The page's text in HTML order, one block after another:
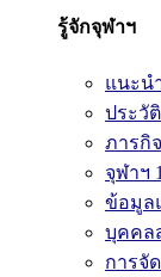
รู้จักจุฬาฯ
แนะน
ประวั
ภารกิ
จุฬาฯ
ข้อมูล
บุคคล
การจั